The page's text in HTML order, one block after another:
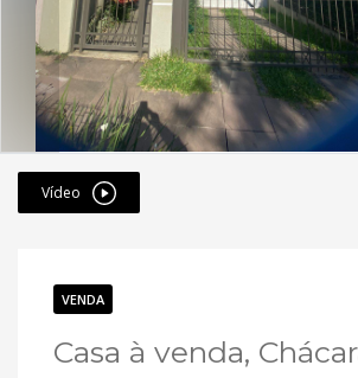
Vídeo
VENDA
Casa à venda,